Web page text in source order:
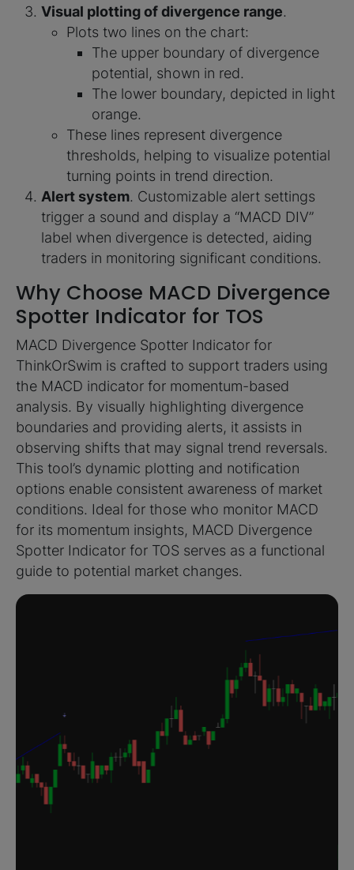
Visual plotting of divergence range.
Plots two lines on the chart:
The upper boundary of divergence
potential, shown in red.
The lower boundary, depicted in light
orange.
These lines represent divergence
thresholds, helping to visualize potential
turning points in trend direction.
Alert system. Customizable alert settings
trigger a sound and display a “MACD DIV”
label when divergence is detected, aiding
traders in monitoring significant conditions.
Why Choose MACD Divergence
Spotter Indicator for TOS
MACD Divergence Spotter Indicator for
ThinkOrSwim is crafted to support traders using
the MACD indicator for momentum-based
analysis. By visually highlighting divergence
boundaries and providing alerts, it assists in
observing shifts that may signal trend reversals.
This tool’s dynamic plotting and notification
options enable consistent awareness of market
conditions. Ideal for those who monitor MACD
for its momentum insights, MACD Divergence
Spotter Indicator for TOS serves as a functional
guide to potential market changes.